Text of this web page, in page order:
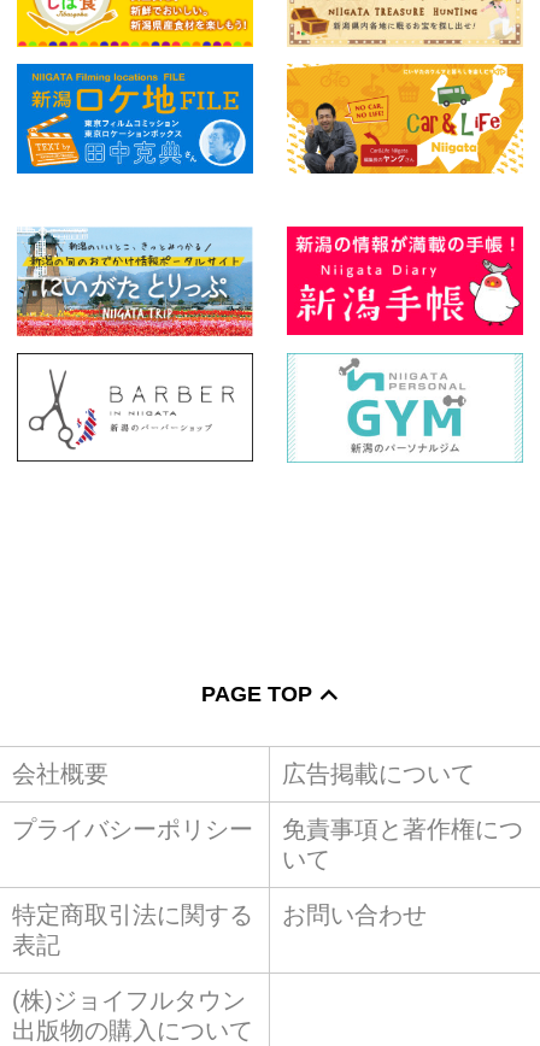
PAGE TOP
会社概要 広告掲載について
プライバシーポリシー
免責事項と著作権につ
いて
特定商取引法に関する
表記
お問い合わせ
(株)ジョイフルタウン
出版物の購入について